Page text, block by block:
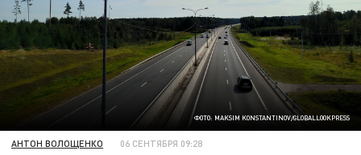
ФОТО: MAKSIM KONSTANTINOV/GLOBALLOOKPRESS
АНТОН ВОЛОЩЕНКО 06 СЕНТЯБРЯ 09:28